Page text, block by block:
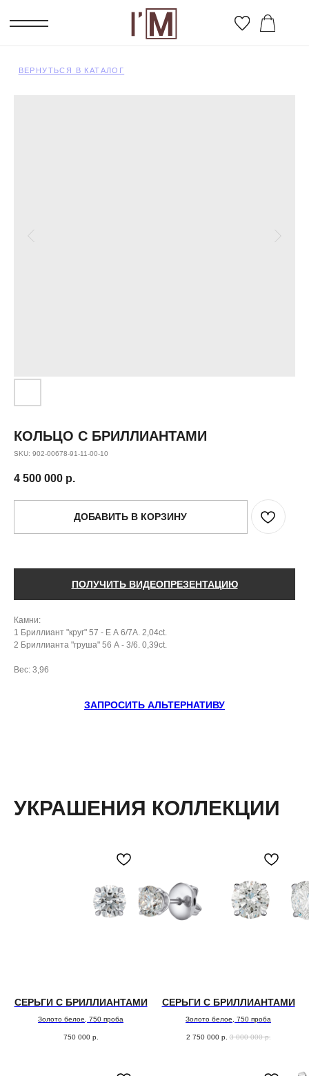
КОЛЬЦО С БРИЛЛИАНТАМИ
SKU: 902-00678-91-11-00-10
4 500 000 р.
ДОБАВИТЬ В КОРЗИНУ
ПОЛУЧИТЬ ВИДЕОПРЕЗЕНТАЦИЮ
Камни:
1 Бриллиант "круг" 57 - Е А 6/7А. 2,04ct.
2 Бриллианта "груша" 56 А - 3/6. 0,39ct.
Вес: 3,96
ЗАПРОСИТЬ АЛЬТЕРНАТИВУ
УКРАШЕНИЯ КОЛЛЕКЦИИ
СЕРЬГИ С БРИЛЛИАНТАМИ
Золото белое, 750 проба
750 000 р.
СЕРЬГИ С БРИЛЛИАНТАМИ
Золото белое, 750 проба
2 750 000 р. 3 000 000 р.